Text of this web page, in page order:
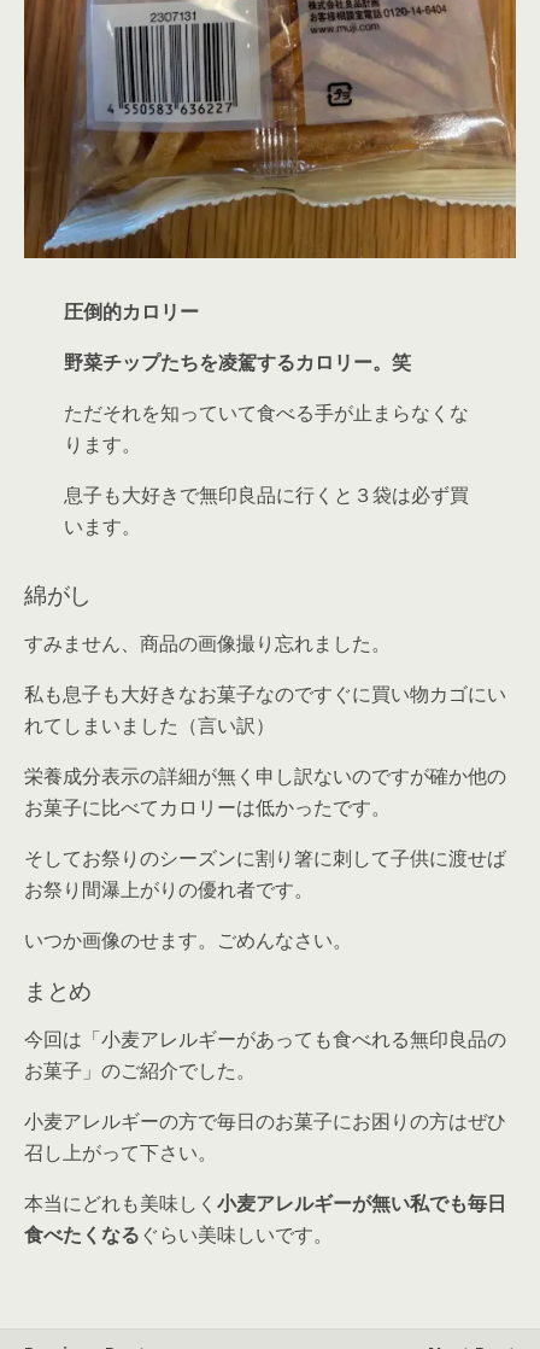
圧倒的カロリー
野菜チップたちを凌駕するカロリー。笑
ただそれを知っていて食べる手が止まらなくな
ります。
息子も大好きで無印良品に行くと３袋は必ず買
います。
綿がし
すみません、商品の画像撮り忘れました。
私も息子も大好きなお菓子なのですぐに買い物カゴにい
れてしまいました（言い訳）
栄養成分表示の詳細が無く申し訳ないのですが確か他の
お菓子に比べてカロリーは低かったです。
そしてお祭りのシーズンに割り箸に刺して子供に渡せば
お祭り間瀑上がりの優れ者です。
いつか画像のせます。ごめんなさい。
まとめ
今回は「小麦アレルギーがあっても食べれる無印良品の
お菓子」のご紹介でした。
小麦アレルギーの方で毎日のお菓子にお困りの方はぜひ
召し上がって下さい。
本当にどれも美味しく 小麦アレルギーが無い私でも毎日
食べたくなるぐらい美味しいです。